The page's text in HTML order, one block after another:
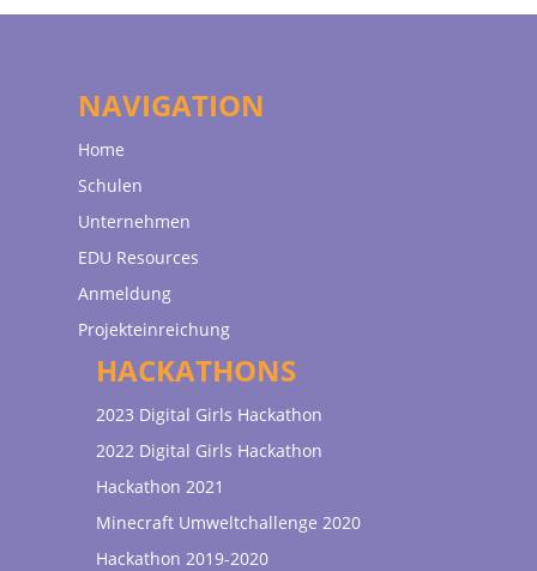
NAVIGATION
Home
Schulen
Unternehmen
EDU Resources
Anmeldung
Projekteinreichung
HACKATHONS
2023 Digital Girls Hackathon
2022 Digital Girls Hackathon
Hackathon 2021
Minecraft Umweltchallenge 2020
Hackathon 2019-2020